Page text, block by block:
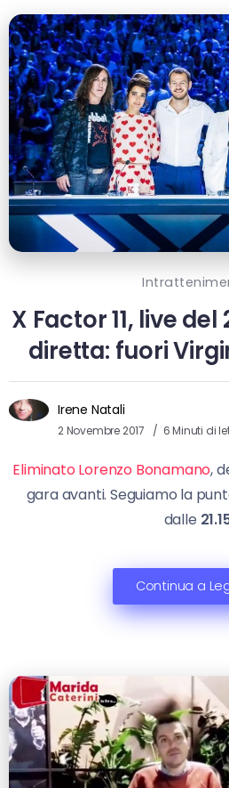
X Factor 11, live
diretta: fuori
Irene Natali
2 Novembre 2017 6 Minuti di
Eliminato Lorenzo Bonamano,
gara avanti. Seguiamo la
dalle
Continua a